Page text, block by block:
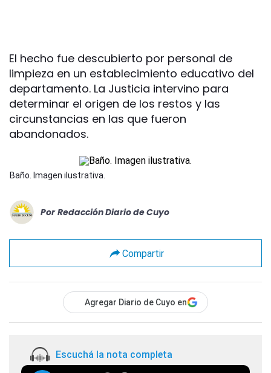
El hecho fue descubierto por personal de
limpieza en un establecimiento educativo del
departamento. La Justicia intervino para
determinar el origen de los restos y las
circunstancias en las que fueron
abandonados.
Baño. Imagen ilustrativa.
Por Redacción Diario de Cuyo
Compartir
Agregar Diario de Cuyo en
Escuchá la nota completa